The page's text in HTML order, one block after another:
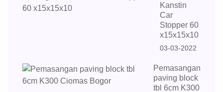
Kanstin
Car
Stopper 60
x15x15x10
03-03-2022
Pemasangan
paving block
tbl 6cm K300